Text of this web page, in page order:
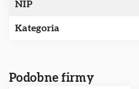
NIP
Kategoria
Podobne firmy